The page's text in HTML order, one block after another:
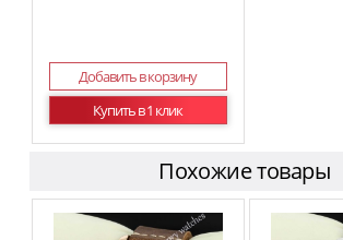
Добавить в корзину
Купить в 1 клик
Похожие товары